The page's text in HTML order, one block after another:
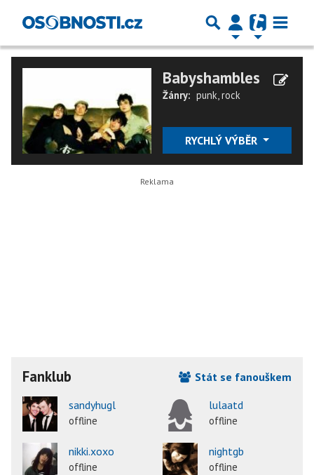
Babyshambles
Žánry: punk,rock
RYCHLÝ VÝBĚR
Fanklub
Stát se fanouškem
sandyhugl
offline
lulaatd
offline
nikki.xoxo
offline
nightgb
offline